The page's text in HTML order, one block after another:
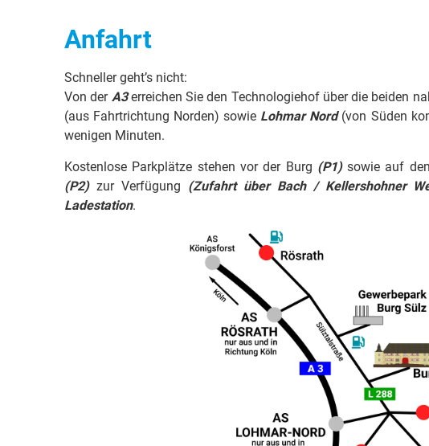
Anfahrt
Schneller geht’s nicht:
Von der A3erreichen Sie den Technologiehof über die beiden
(aus Fahrtrichtung Norden) sowie Lohmar Nord(von Süden
wenigen Minuten.
Kostenlose Parkplätze stehen vor der Burg (P1)sowie auf
(P2)zur Verfügung (Zufahrt über Bach / Kellershohner
Ladestation.